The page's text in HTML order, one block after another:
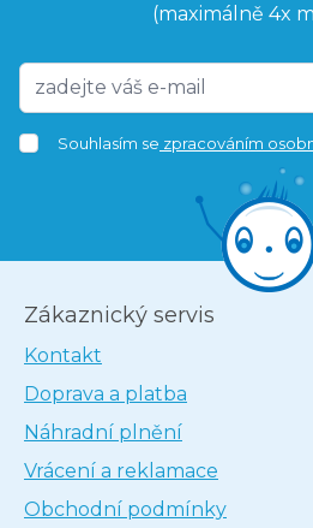
(maximálně 4x
Souhlasím se zpracováním
Zákaznický servis
Kontakt
Doprava a platba
Náhradní plnění
Vrácení a reklamace
Obchodní podmínky